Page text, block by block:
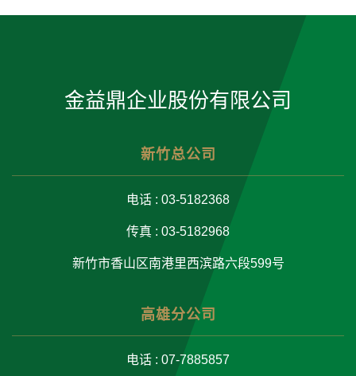
金益鼎企业股份有限公司
新竹总公司
电话 : 03-5182368
传真 : 03-5182968
新竹市香山区南港里西滨路六段599号
高雄分公司
电话 : 07-7885857